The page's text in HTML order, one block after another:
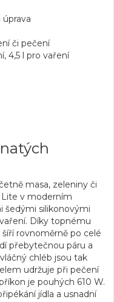
či pečení
4,5 l pro vaření
masa, zeleniny či
Lite v moderním
šedými silikonovými
vaření. Díky topnému
rovnoměrně po celé
přebytečnou páru a
chléb jsou tak
udržuje při pečení
je pouhých 610 W.
jídla a usnadní